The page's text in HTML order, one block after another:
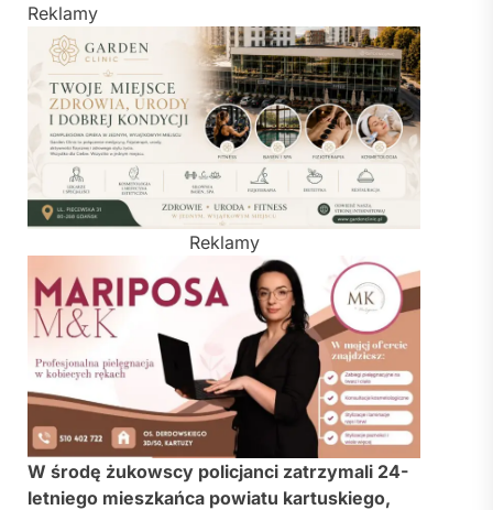
Reklamy
Reklamy
W środę żukowscy policjanci zatrzymali 24-
letniego mieszkańca powiatu kartuskiego,